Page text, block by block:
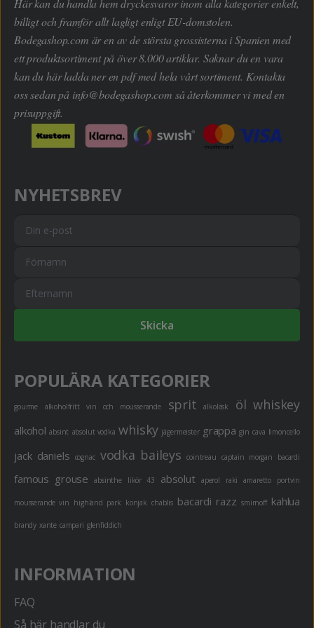
Här kan du handla hem dryckesvaror inom alla kategorier enkelt,
billigt och framför allt lagligt enligt EU-domstolen.
Bodegashop.com är en av de största grossisterna i Spanien med
ett produktsortiment på över 8.000 artiklar. Saknar du en vara
kan du här ladda ner en pdf med hela vårt sortiment. Kontakta
oss sedan på info@bodegashop.com så återkommer vi med en
prisuppgift.
NYHETSBREV
Skicka
POPULÄRA KATEGORIER
gourme alkoholfritt vin och mousserande sprit alkoläsk öl whiskey
alkohol absint absolut vodka whisky jägermeister grappa gin cava limoncello
jack daniels cognac vodka baileys cointreau captain morgan bacardi
famous grouse absinthe likör 43 absolut aperol raki amaretto portvin
mousserande vin highland park konjak chablis bacardi razz smirnoff kahlua
brandy xante campari glenfiddich
INFORMATION
FAQ
Så här handlar du